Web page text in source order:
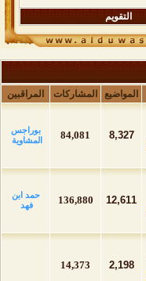
التقويم
المواضيع المشاركات المراقبين
8,327
84,081
بوراجس
المشاوية
12,611
136,880
حمد ابن
فهد
2,198
14,373